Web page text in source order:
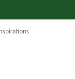
Inspirations